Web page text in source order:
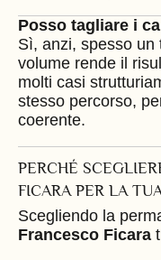
Posso tagliare i
Sì, anzi, spesso un
volume rende il
molti casi
stesso percorso,
coerente.
PERCHÉ
FICARA PER LA
Scegliendo la
Francesco Ficara